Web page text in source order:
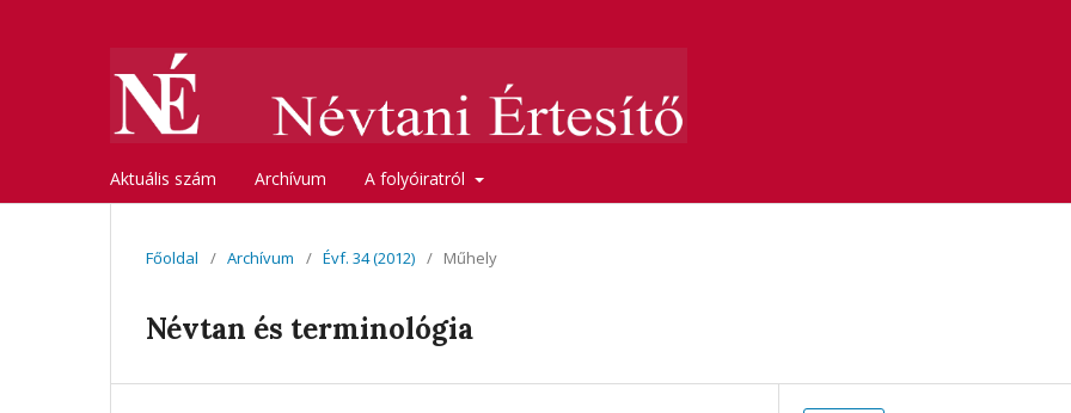
Aktuális szám Archívum A folyóiratról
Főoldal / Archívum / Évf. 34 (2012) / Műhely
Névtan és terminológia